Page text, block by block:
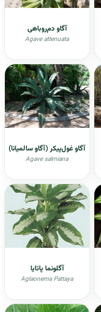
آگاو دم‌روباهی
Agave attenuata
آگاو غول‌پیکر (آگاو سالمیانا)
Agave salmiana
آگلونما پاتایا
Aglaonema Pattaya